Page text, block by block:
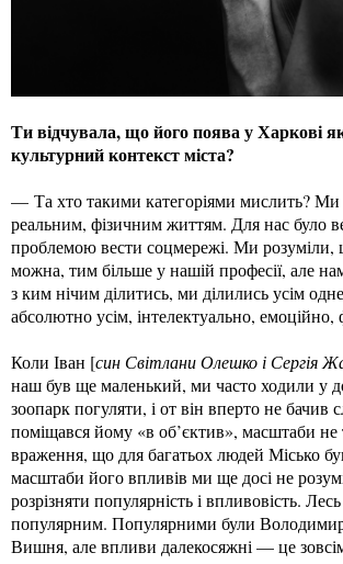
Ти відчувала, що його поява у Харкові
культурний контекст міста?
— Та хто такими категоріями мислить?
реальним, фізичним життям. Для нас було
проблемою вести соцмережі. Ми розуміли,
можна, тим більше у нашій професії, але
з ким нічим ділитись, ми ділились усім
абсолютно усім, інтелектуально,
Коли Іван [син Світлани Олешко і Сергія
наш був ще маленький, ми часто ходили у
зоопарк погуляти, і от він вперто не бачив
поміщався йому «в об’єктив», масштаби не
враження, що для багатьох людей Місько
масштаби його впливів ми ще досі не
розрізняти популярність і впливовість.
популярним. Популярними були
Вишня, але впливи далекосяжні — це